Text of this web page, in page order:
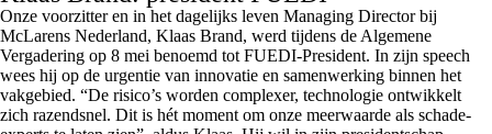
Onze voorzitter en in het dagelijks leven Managing Director bij
McLarens Nederland, Klaas Brand, werd tijdens de Algemene
Vergadering op 8 mei benoemd tot FUEDI-President. In zijn speech
wees hij op de urgentie van innovatie en samenwerking binnen het
vakgebied. “De risico’s worden complexer, technologie ontwikkelt
zich razendsnel. Dit is hét moment om onze meerwaarde als schade-